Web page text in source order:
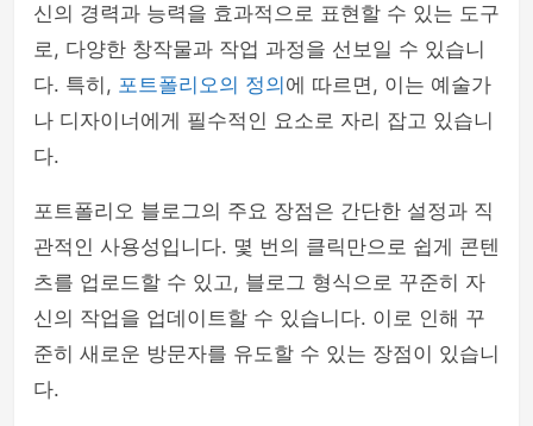
신의 경력과 능력을 효과적으로 표현할 수 있는 도구
로, 다양한 창작물과 작업 과정을 선보일 수 있습니
다. 특히, 포트폴리오의 정의 에 따르면, 이는 예술가
나 디자이너에게 필수적인 요소로 자리 잡고 있습니
다.
포트폴리오 블로그의 주요 장점은 간단한 설정과 직
관적인 사용성입니다. 몇 번의 클릭만으로 쉽게 콘텐
츠를 업로드할 수 있고, 블로그 형식으로 꾸준히 자
신의 작업을 업데이트할 수 있습니다. 이로 인해 꾸
준히 새로운 방문자를 유도할 수 있는 장점이 있습니
다.